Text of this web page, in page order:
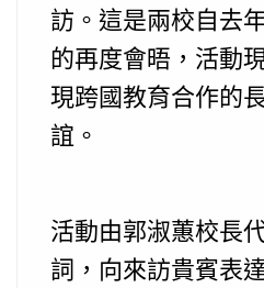
訪。這是兩校自去
的再度會晤，活動
現跨國教育合作的
誼。
活動由郭淑蕙校長
詞，向來訪貴賓表